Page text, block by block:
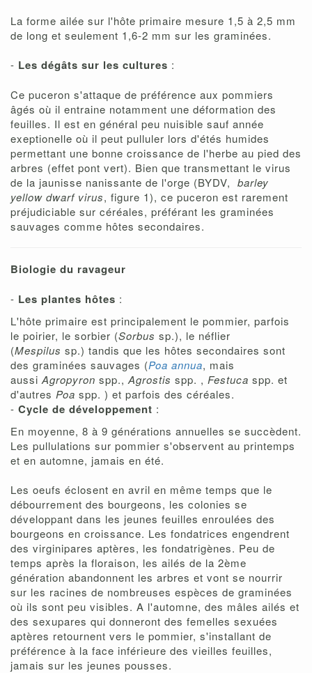
La forme ailée sur l'hôte primaire mesure 1,5 à 2,5 mm
de long et seulement 1,6-2 mm sur les graminées.
- Les dégâts sur les cultures :
Ce puceron s'attaque de préférence aux pommiers
âgés où il entraine notamment une déformation des
feuilles. Il est en général peu nuisible sauf année
exeptionelle où il peut pulluler lors d'étés humides
permettant une bonne croissance de l'herbe au pied des
arbres (effet pont vert). Bien que transmettant le virus
de la jaunisse nanissante de l'orge (BYDV, barley
yellow dwarf virus, figure 1), ce puceron est rarement
préjudiciable sur céréales, préférant les graminées
sauvages comme hôtes secondaires.
Biologie du ravageur
- Les plantes hôtes :
L'hôte primaire est principalement le pommier, parfois
le poirier, le sorbier (Sorbus sp.), le néflier
(Mespilus sp.) tandis que les hôtes secondaires sont
des graminées sauvages (Poa annua, mais
aussiAgropyron spp.,Agrostis spp. , Festuca spp. et
d'autres Poa spp. ) et parfois des céréales.
- Cycle de développement :
En moyenne, 8 à 9 générations annuelles se succèdent.
Les pullulations sur pommier s'observent au printemps
et en automne, jamais en été.
Les oeufs éclosent en avril en même temps que le
débourrement des bourgeons, les colonies se
développant dans les jeunes feuilles enroulées des
bourgeons en croissance. Les fondatrices engendrent
des virginipares aptères, les fondatrigènes. Peu de
temps après la floraison, les ailés de la 2ème
génération abandonnent les arbres et vont se nourrir
sur les racines de nombreuses espèces de graminées
où ils sont peu visibles. A l'automne, des mâles ailés et
des sexupares qui donneront des femelles sexuées
aptères retournent vers le pommier, s'installant de
préférence à la face inférieure des vieilles feuilles,
jamais sur les jeunes pousses.